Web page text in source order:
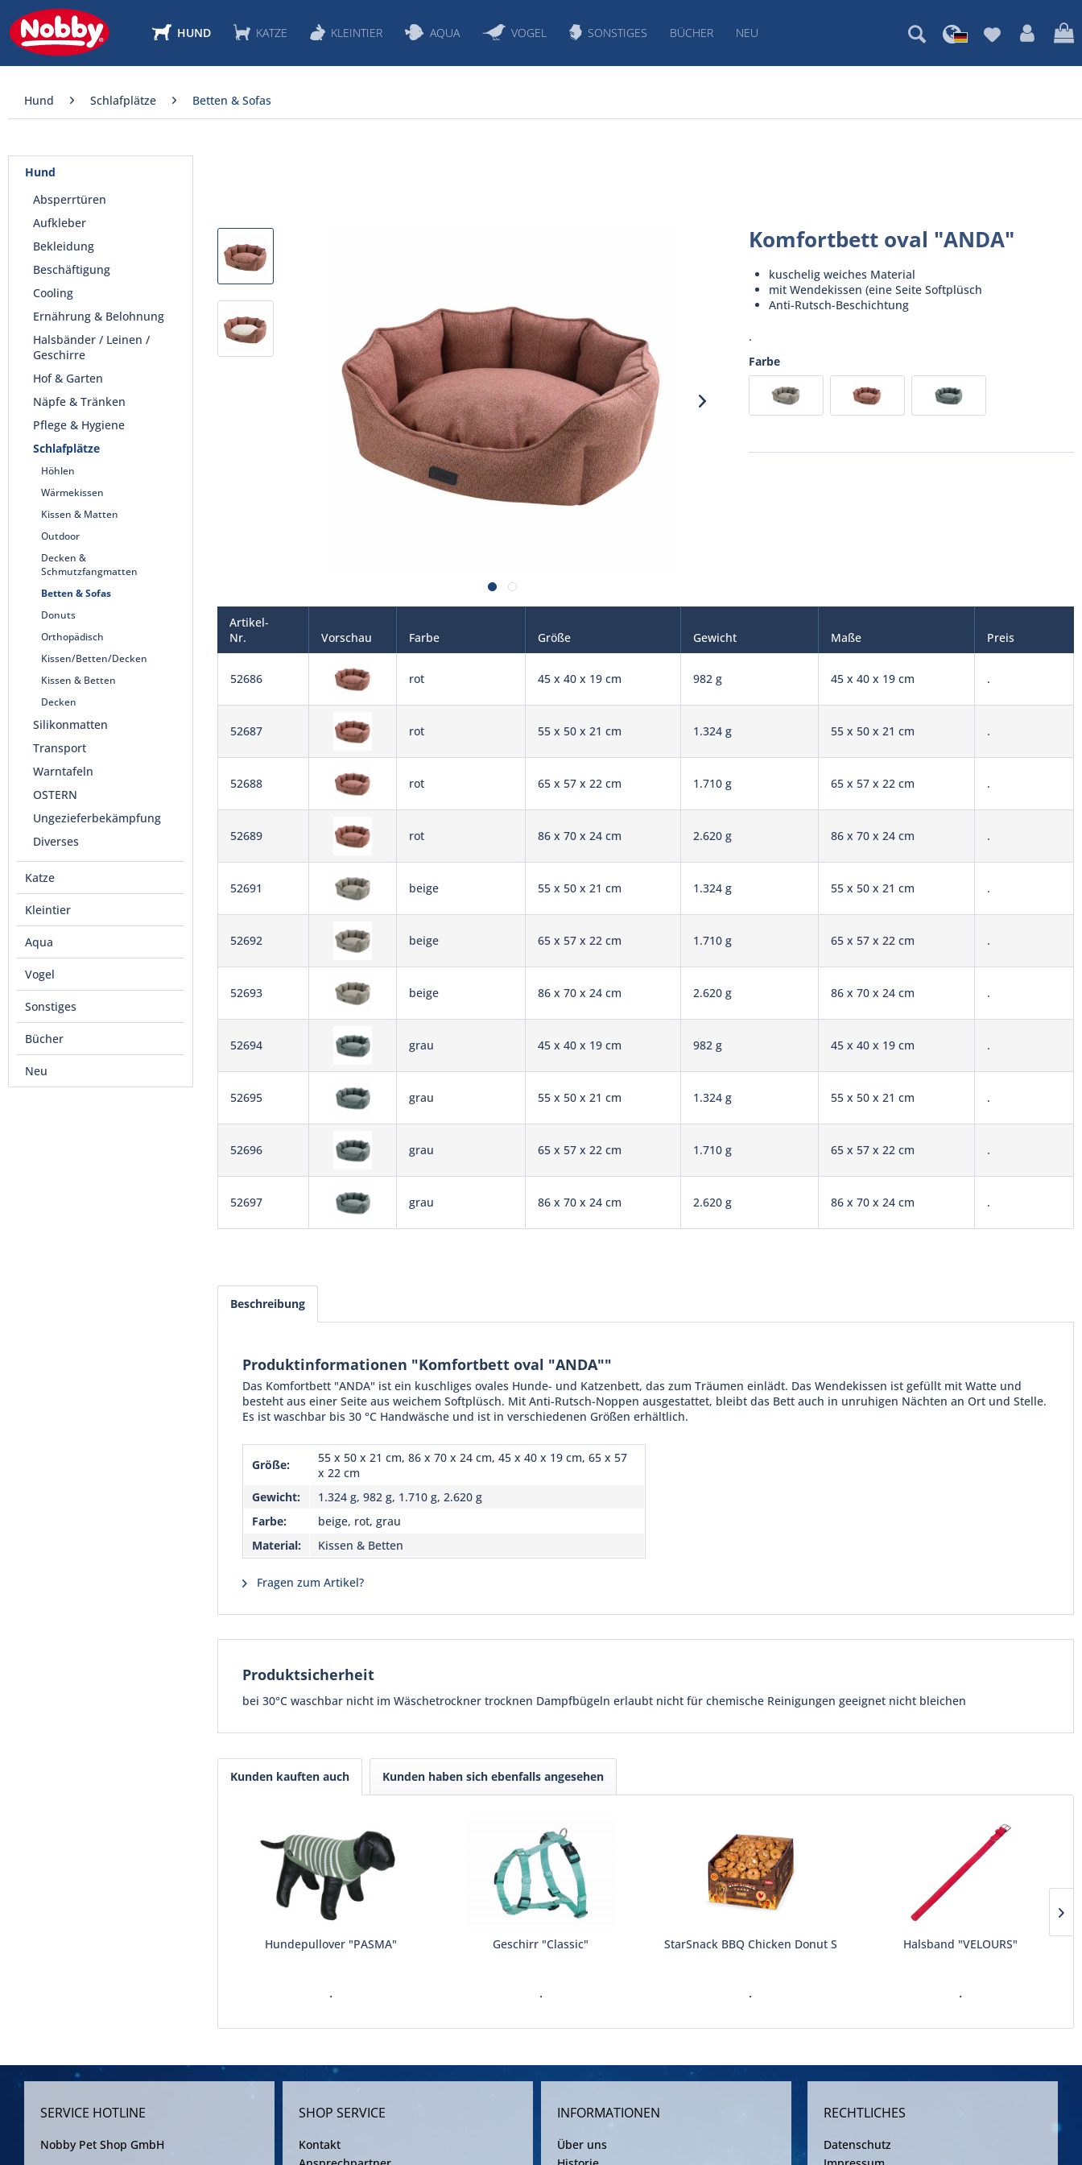
HUND KATZE KLEINTIER AQUA VOGEL SONSTIGES BÜCHER NEU
Hund Schlafplätze Betten & Sofas
Hund
Absperrtüren
Aufkleber
Bekleidung
Beschäftigung
Cooling
Ernährung & Belohnung
Halsbänder / Leinen /
Geschirre
Hof & Garten
Näpfe & Tränken
Pflege & Hygiene
Schlafplätze
Höhlen
Wärmekissen
Kissen & Matten
Outdoor
Decken &
Schmutzfangmatten
Betten & Sofas
Donuts
Orthopädisch
Kissen/Betten/Decken
Kissen & Betten
Decken
Silikonmatten
Transport
Warntafeln
OSTERN
Ungezieferbekämpfung
Diverses
Katze
Kleintier
Aqua
Vogel
Sonstiges
Bücher
Neu
Komfortbett oval "ANDA"
kuschelig weiches Material
mit Wendekissen (eine Seite Softplüsch
Anti-Rutsch-Beschichtung
.
Farbe
Artikel-
Nr.
Vorschau Farbe Größe Gewicht Maße Preis
52686 rot 45 x 40 x 19 cm 982 g 45 x 40 x 19 cm .
52687 rot 55 x 50 x 21 cm 1.324 g 55 x 50 x 21 cm .
52688 rot 65 x 57 x 22 cm 1.710 g 65 x 57 x 22 cm .
52689 rot 86 x 70 x 24 cm 2.620 g 86 x 70 x 24 cm .
52691 beige 55 x 50 x 21 cm 1.324 g 55 x 50 x 21 cm .
52692 beige 65 x 57 x 22 cm 1.710 g 65 x 57 x 22 cm .
52693 beige 86 x 70 x 24 cm 2.620 g 86 x 70 x 24 cm .
52694 grau 45 x 40 x 19 cm 982 g 45 x 40 x 19 cm .
52695 grau 55 x 50 x 21 cm 1.324 g 55 x 50 x 21 cm .
52696 grau 65 x 57 x 22 cm 1.710 g 65 x 57 x 22 cm .
52697 grau 86 x 70 x 24 cm 2.620 g 86 x 70 x 24 cm .
Beschreibung
Produktinformationen "Komfortbett oval "ANDA""
Das Komfortbett "ANDA" ist ein kuschliges ovales Hunde- und Katzenbett, das zum Träumen einlädt. Das Wendekissen ist gefüllt mit Watte und
besteht aus einer Seite aus weichem Softplüsch. Mit Anti-Rutsch-Noppen ausgestattet, bleibt das Bett auch in unruhigen Nächten an Ort und Stelle.
Es ist waschbar bis 30 °C Handwäsche und ist in verschiedenen Größen erhältlich.
Größe:
55 x 50 x 21 cm, 86 x 70 x 24 cm, 45 x 40 x 19 cm, 65 x 57
x 22 cm
Gewicht:
1.324 g, 982 g, 1.710 g, 2.620 g
Farbe:
beige, rot, grau
Material:
Kissen & Betten
Fragen zum Artikel?
Produktsicherheit
bei 30°C waschbar nicht im Wäschetrockner trocknen Dampfbügeln erlaubt nicht für chemische Reinigungen geeignet nicht bleichen
Kunden kauften auch Kunden haben sich ebenfalls angesehen
Hundepullover "PASMA"
.
Geschirr "Classic"
.
StarSnack BBQ Chicken Donut S
.
Halsband "VELOURS"
.
SERVICE HOTLINE
Nobby Pet Shop GmbH
SHOP SERVICE
Kontakt
INFORMATIONEN
Über uns
RECHTLICHES
Datenschutz